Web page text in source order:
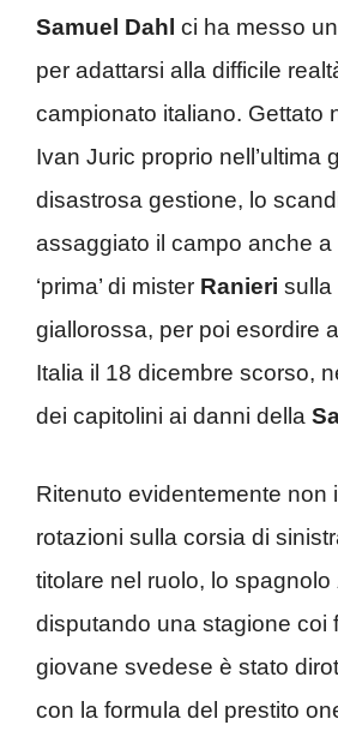
Samuel Dahl ci ha messo
per adattarsi alla difficile
campionato italiano. Gettato
Ivan Juric proprio nell’ultima
disastrosa gestione, lo
assaggiato il campo anche a
‘prima’ di mister Ranieri sulla
giallorossa, per poi esordire
Italia il 18 dicembre scorso,
dei capitolini ai danni della
Ritenuto evidentemente non
rotazioni sulla corsia di
titolare nel ruolo, lo spagnolo
disputando una stagione coi
giovane svedese è stato
con la formula del prestito